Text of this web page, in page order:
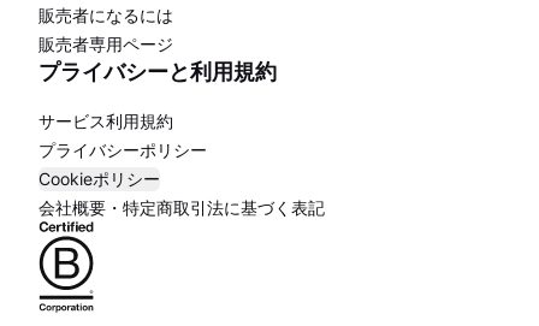
販売者になるには
販売者専用ページ
プライバシーと利用規約
サービス利用規約
プライバシーポリシー
Cookieポリシー
会社概要・特定商取引法に基づく表記